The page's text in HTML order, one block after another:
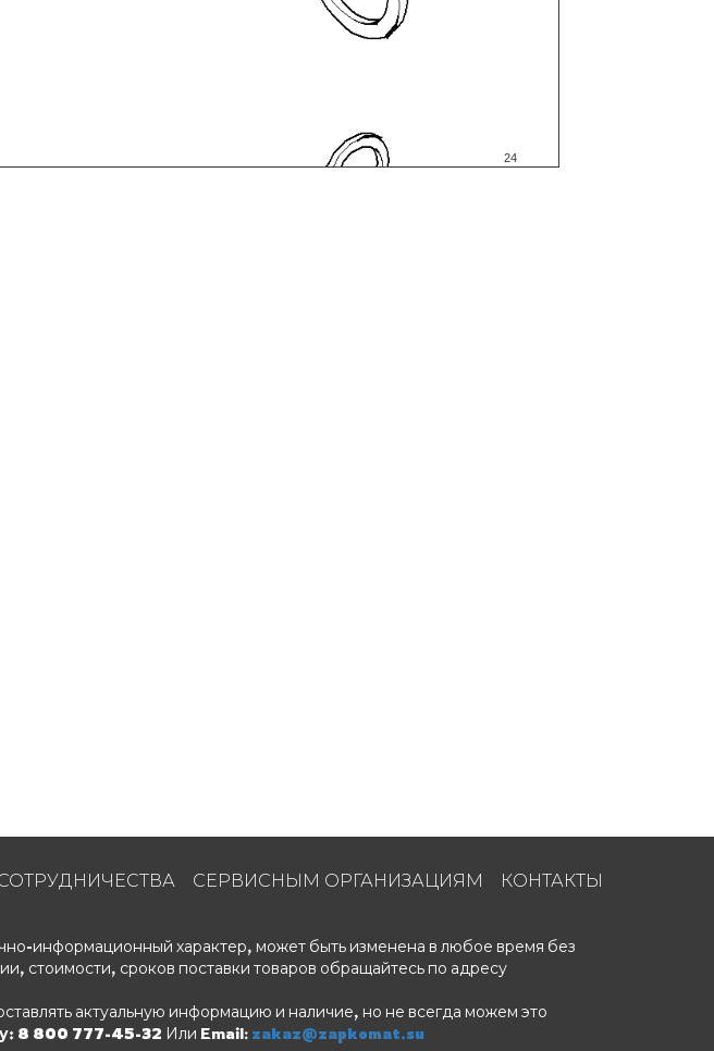
24
СЕРВИСНЫМ ОРГАНИЗАЦИЯМ КОНТАКТЫ
информационный характер, может быть изменена в любое время без
стоимости, сроков поставки товаров обращайтесь по адресу
актуальную информацию и наличие, но не всегда можем это
8 800 777-45-32 Или Email: zakaz@zapkomat.su